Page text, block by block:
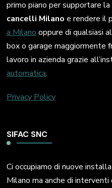
primo piano per supportare
cancelli Milano e rendere il
a Milano oppure di qualsiasi
box o garage maggiormente
lavoro in azienda grazie
automatica.
Privacy Policy
SIFAC SNC
Ci occupiamo di nuove
Milano ma anche di